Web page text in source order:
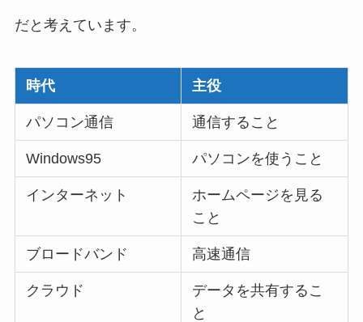
だと考えています。
時代 主役
パソコン通信 通信すること
Windows95 パソコンを使うこと
インターネット
ホームページを見る
こと
ブロードバンド 高速通信
クラウド
データを共有するこ
と